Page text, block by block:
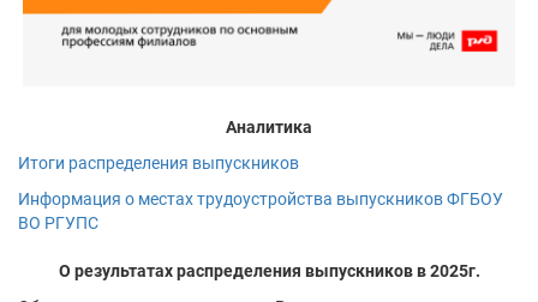
Аналитика
Итоги распределения выпускников
Информация о местах трудоустройства выпускников ФГБОУ
ВО РГУПС
О результатах распределения выпускников в 2025г.